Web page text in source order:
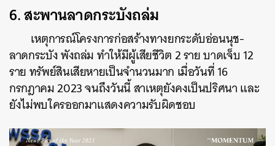
6.สะพานลาดกระบังถล่ม
เหตุการณ์โครงการก่อสร้างทางยกระดับอ่อนนุช-
ลาดกระบัง พังถล่ม ทำให้มีผู้เสียชีวิต 2 ราย บาดเจ็บ 12
ราย ทรัพย์สินเสียหายเป็นจำนวนมาก เมื่อวันที่ 16
กรกฎาคม 2023 จนถึงวันนี้ สาเหตุยังคงเป็นปริศนา และ
ยังไม่พบใครออกมาแสดงความรับผิดชอบ
SHARE EMAIL